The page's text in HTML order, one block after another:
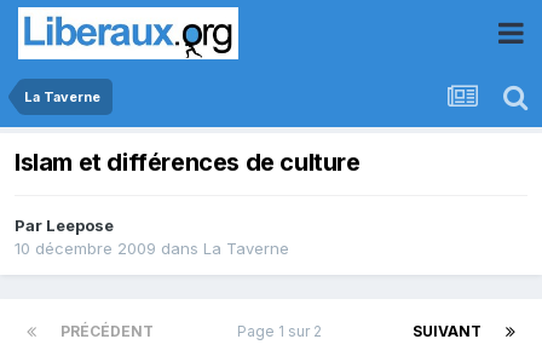
La Taverne
Islam et différences de culture
Par Leepose
10 décembre 2009 dans La Taverne
PRÉCÉDENT SUIVANT
Page 1 sur 2